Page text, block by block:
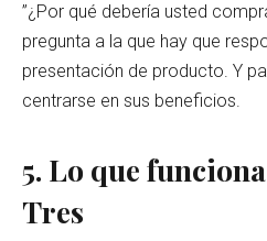
”¿Por qué debería usted
pregunta a la que hay que
presentación de producto. Y
centrarse en sus beneficios.
5. Lo que
Tres